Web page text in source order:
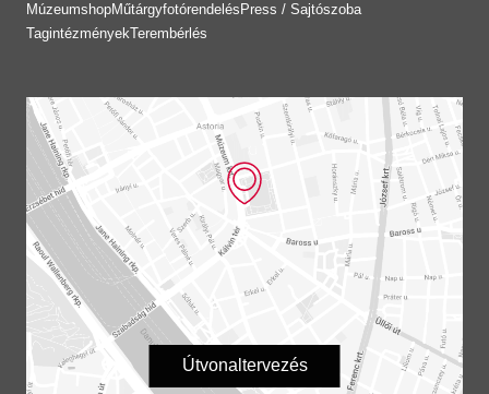
MúzeumshopMűtárgyfotórendelés Press / Sajtószoba
TagintézményekTerembérlés
Útvonaltervezés